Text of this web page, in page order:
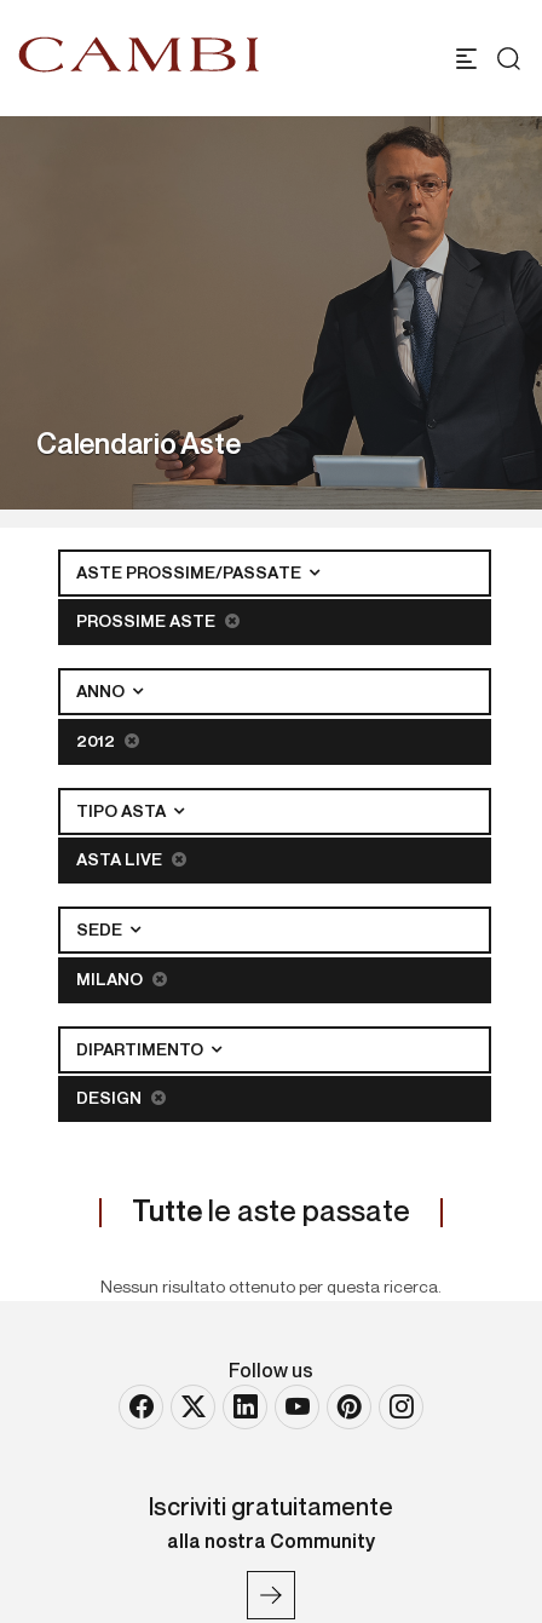
Calendario Aste
ASTE PROSSIME/PASSATE
PROSSIME ASTE
ANNO
2012
TIPO ASTA
ASTA LIVE
SEDE
MILANO
DIPARTIMENTO
DESIGN
Tutte le aste passate
Nessun risultato ottenuto per questa ricerca.
Follow us
Iscriviti gratuitamente
alla nostra Community